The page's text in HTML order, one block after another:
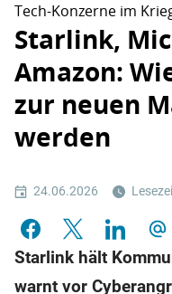
Tech-Konzerne im
Starlink,
Amazon:
zur neuen
werden
24.06.2026
Starlink hält
warnt vor